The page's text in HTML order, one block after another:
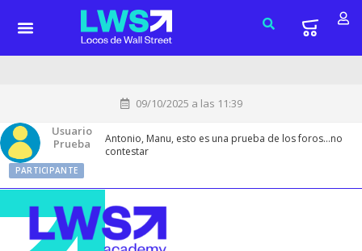
09/10/2025 a las 11:39
Usuario
Prueba
PARTICIPANTE
Antonio, Manu, esto es una prueba de los foros…no
contestar